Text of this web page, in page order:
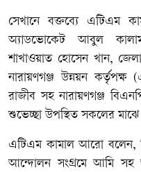
সেখানে বক্তব্যে এটিএম
অ্যাডভোকেট আবুল
শাখাওয়াত হোসেন খান,
নারায়ণগঞ্জ উন্নয়ন
রাজীব সহ নারায়ণগঞ্জ
শুভেচ্ছা উপস্থিত সকলের
এটিএম কামাল আরো বলেন,
আন্দোলন সংগ্রমে আমি সহ